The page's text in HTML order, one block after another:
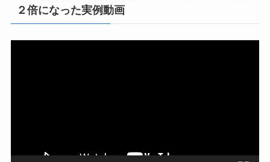
２倍になった実例動画